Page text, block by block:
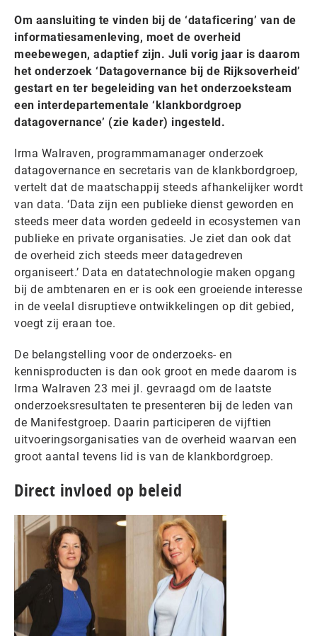
Om aansluiting te vinden bij de ‘dataficering’ van de
informatiesamenleving, moet de overheid
meebewegen, adaptief zijn. Juli vorig jaar is daarom
het onderzoek ‘Datagovernance bij de Rijksoverheid’
gestart en ter begeleiding van het onderzoeksteam
een interdepartementale ‘klankbordgroep
datagovernance’ (zie kader) ingesteld.
Irma Walraven, programmamanager onderzoek
datagovernance en secretaris van de klankbordgroep,
vertelt dat de maatschappij steeds afhankelijker wordt
van data. ‘Data zijn een publieke dienst geworden en
steeds meer data worden gedeeld in ecosystemen van
publieke en private organisaties. Je ziet dan ook dat
de overheid zich steeds meer datagedreven
organiseert.’ Data en datatechnologie maken opgang
bij de ambtenaren en er is ook een groeiende interesse
in de veelal disruptieve ontwikkelingen op dit gebied,
voegt zij eraan toe.
De belangstelling voor de onderzoeks- en
kennisproducten is dan ook groot en mede daarom is
Irma Walraven 23 mei jl. gevraagd om de laatste
onderzoeksresultaten te presenteren bij de leden van
de Manifestgroep. Daarin participeren de vijftien
uitvoeringsorganisaties van de overheid waarvan een
groot aantal tevens lid is van de klankbordgroep.
Direct invloed op beleid